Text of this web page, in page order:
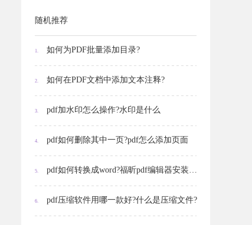
随机推荐
1. 如何为PDF批量添加目录?
2. 如何在PDF文档中添加文本注释?
3. pdf加水印怎么操作?水印是什么
4. pdf如何删除其中一页?pdf怎么添加页面
5. pdf如何转换成word?福昕pdf编辑器安装步骤是怎样的?
6. pdf压缩软件用哪一款好?什么是压缩文件?